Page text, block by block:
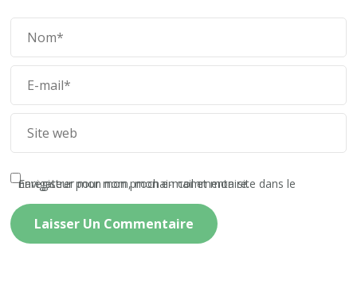
Enregistrer mon nom, mon e-mail et mon site dans le navigateur pour mon prochain commentaire.